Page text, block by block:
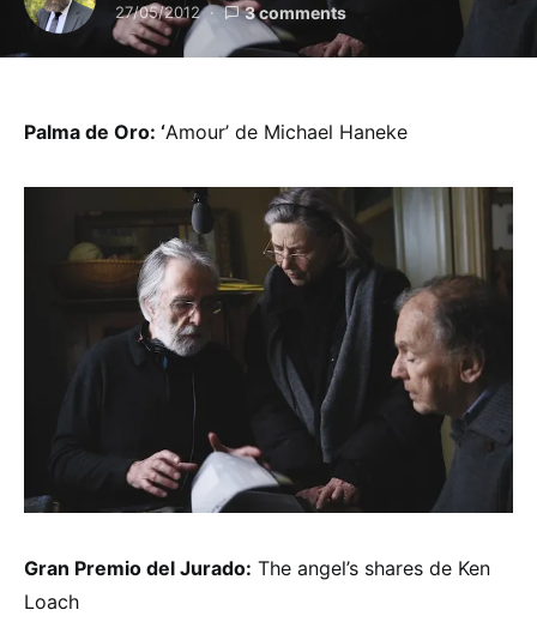
27/05/2012 3 comments
Palma de Oro: ‘Amour’ de Michael Haneke
Gran Premio del Jurado: The angel’s shares de Ken
Loach